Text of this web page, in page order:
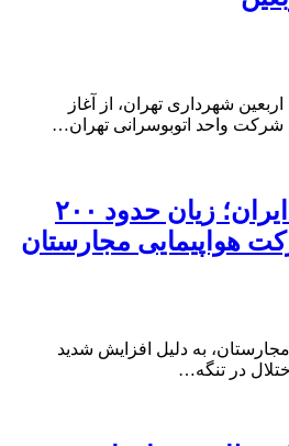
شهرداری تهران، از آغاز
شرکت واحد اتوبوسرانی تهران…
پیامدهای تجاوز به ایران؛ زیان حدود ۲۰۰
هواپیمایی مجارستان
به دلیل افزایش شدید
در تنگه…